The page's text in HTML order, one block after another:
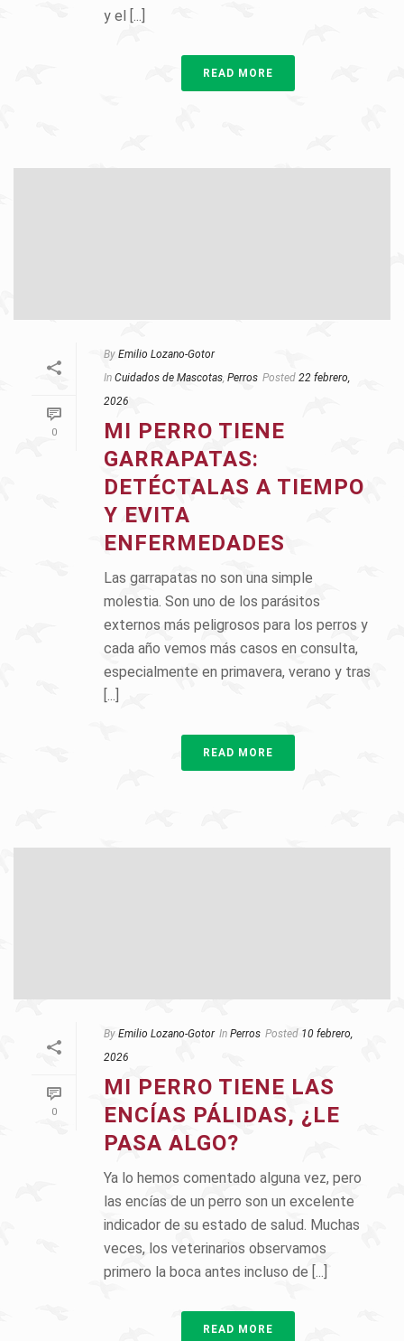
y el [...]
READ MORE
0
By Emilio Lozano-Gotor
In Cuidados de Mascotas, Perros Posted 22 febrero,
2026
MI PERRO TIENE
GARRAPATAS:
DETÉCTALAS A TIEMPO
Y EVITA
ENFERMEDADES
Las garrapatas no son una simple
molestia. Son uno de los parásitos
externos más peligrosos para los perros y
cada año vemos más casos en consulta,
especialmente en primavera, verano y tras
[...]
READ MORE
0
By Emilio Lozano-Gotor In Perros Posted 10 febrero,
2026
MI PERRO TIENE LAS
ENCÍAS PÁLIDAS, ¿LE
PASA ALGO?
Ya lo hemos comentado alguna vez, pero
las encías de un perro son un excelente
indicador de su estado de salud. Muchas
veces, los veterinarios observamos
primero la boca antes incluso de [...]
READ MORE